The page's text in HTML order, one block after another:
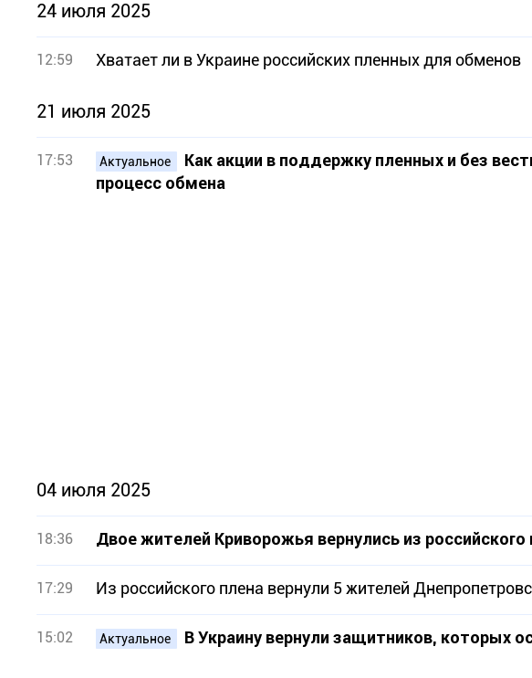
24 июля 2025
12:59 Хватает ли в Украине российских пленных для обменов
21 июля 2025
17:53 Актуальное
Как акции в поддержку пленных и без
процесс обмена
04 июля 2025
18:36 Двое жителей Криворожья вернулись из российского
17:29 Из российского плена вернули 5 жителей
15:02 Актуальное В Украину вернули защитников, которых